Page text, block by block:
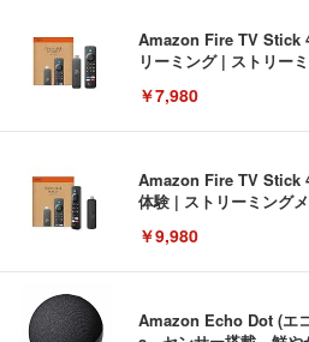
Amazon Fire TV Stick
リーミング | ストリー
￥7,980
Amazon Fire TV Stick
体験 | ストリーミング
￥9,980
Amazon Echo Dot (エ